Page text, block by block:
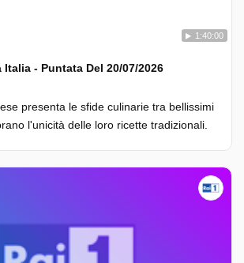
1:40:00
Italia - Puntata Del 20/07/2026
presenta le sfide culinarie tra bellissimi
l'unicità delle loro ricette tradizionali.